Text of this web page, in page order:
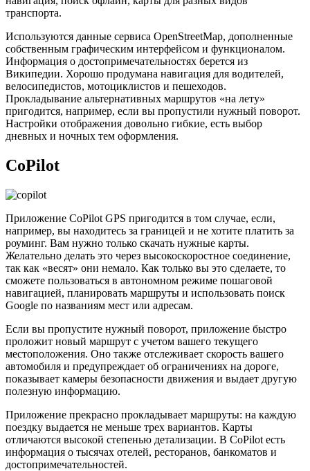
транспорта.
Используются данные сервиса OpenStreetMap, дополненные
собственным графическим интерфейсом и функционалом.
Информация о достопримечательностях берется из
Википедии. Хорошо продумана навигация для водителей,
велосипедистов, мотоциклистов и пешеходов.
Прокладывание альтернативных маршрутов «на лету»
пригодится, например, если вы пропустили нужный поворот.
Настройки отображения довольно гибкие, есть выбор
дневных и ночных тем оформления.
CoPilot
Приложение CoPilot GPS пригодится в том случае, если,
например, вы находитесь за границей и не хотите платить за
роуминг. Вам нужно только скачать нужные карты.
Желательно делать это через высокоскоростное соединение,
так как «весят» они немало. Как только вы это сделаете, то
сможете пользоваться в автономном режиме пошаговой
навигацией, планировать маршруты и использовать поиск
Google по названиям мест или адресам.
Если вы пропустите нужный поворот, приложение быстро
проложит новый маршрут с учетом вашего текущего
местоположения. Оно также отслеживает скорость вашего
автомобиля и предупреждает об ограничениях на дороге,
показывает камеры безопасности движения и выдает другую
полезную информацию.
Приложение прекрасно прокладывает маршруты: на каждую
поездку выдается не меньше трех вариантов. Карты
отличаются высокой степенью детализации. В CoPilot есть
информация о тысячах отелей, ресторанов, банкоматов и
достопримечательностей.